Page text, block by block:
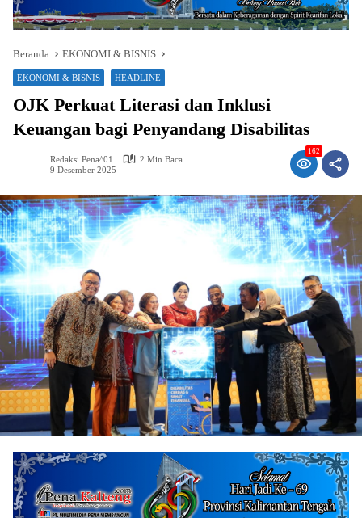
Beranda EKONOMI & BISNIS
EKONOMI & BISNIS HEADLINE
OJK Perkuat Literasi dan Inklusi
Keuangan bagi Penyandang Disabilitas
Redaksi Pena^01
2 Min Baca
9 Desember 2025
162